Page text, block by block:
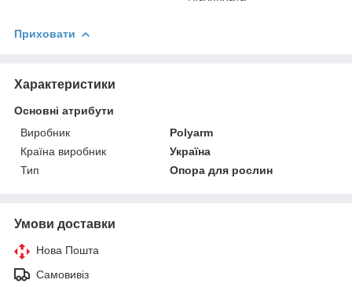
Приховати
Характеристики
Основні атрибути
Виробник
Polyarm
Країна виробник
Україна
Тип
Опора для рослин
Умови доставки
Нова Пошта
Самовивіз